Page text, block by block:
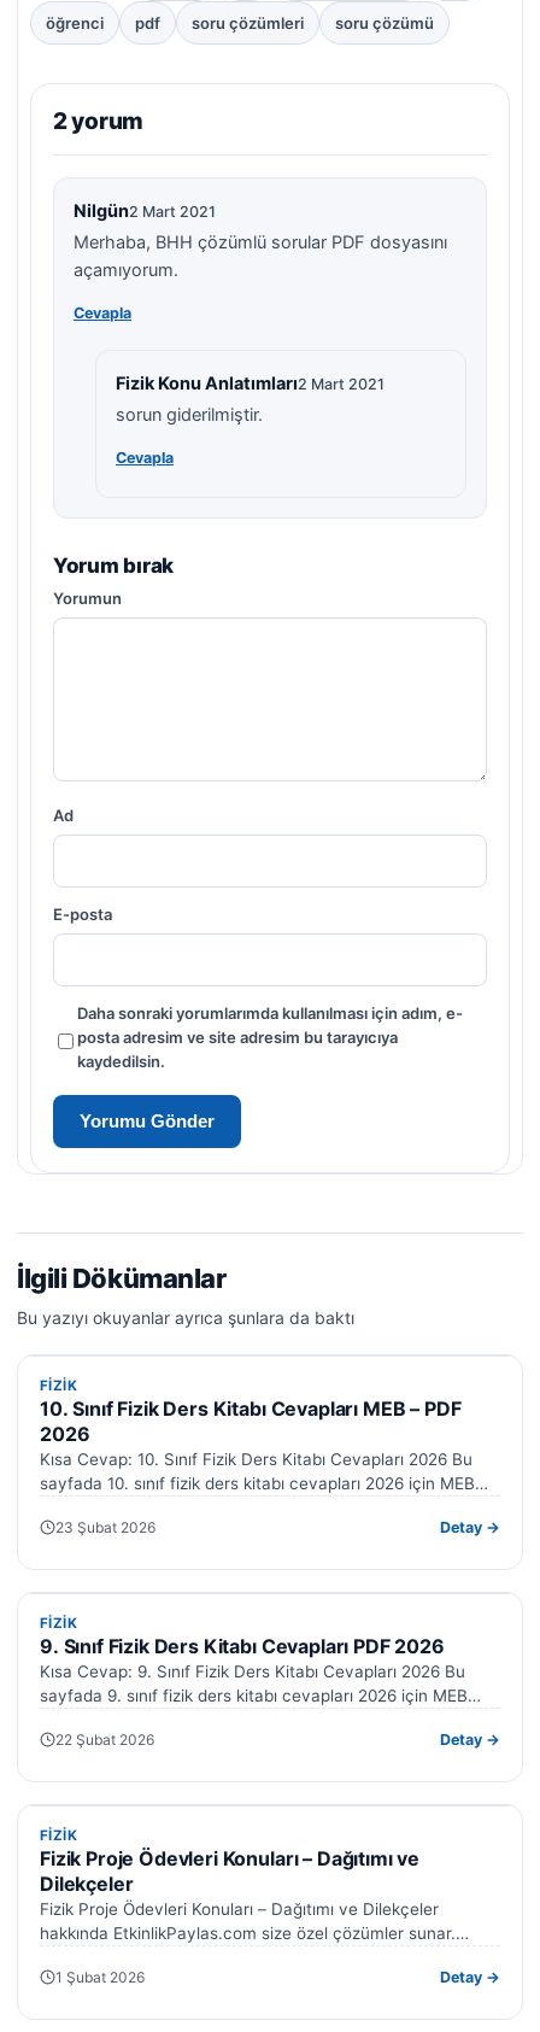
öğrenci pdf soru çözümleri soru çözümü
2 yorum
Nilgün2 Mart 2021
Merhaba, BHH çözümlü sorular PDF dosyasını
açamıyorum.
Cevapla
Fizik Konu Anlatımları2 Mart 2021
sorun giderilmiştir.
Cevapla
Yorum bırak
Yorumun
Ad
E-posta
Daha sonraki yorumlarımda kullanılması için adım, e-
posta adresim ve site adresim bu tarayıcıya
kaydedilsin.
İlgili Dökümanlar
Bu yazıyı okuyanlar ayrıca şunlara da baktı
FIZIK
FIZIK
10. Sınıf Fizik Ders Kitabı Cevapları MEB – PDF
2026
Kısa Cevap: 10. Sınıf Fizik Ders Kitabı Cevapları 2026 Bu
sayfada 10. sınıf fizik ders kitabı cevapları 2026 için MEB…
23 Şubat 2026 Detay →
FIZIK
FIZIK
9. Sınıf Fizik Ders Kitabı Cevapları PDF 2026
Kısa Cevap: 9. Sınıf Fizik Ders Kitabı Cevapları 2026 Bu
sayfada 9. sınıf fizik ders kitabı cevapları 2026 için MEB…
22 Şubat 2026 Detay →
FIZIK
FIZIK
Fizik Proje Ödevleri Konuları – Dağıtımı ve
Dilekçeler
Fizik Proje Ödevleri Konuları – Dağıtımı ve Dilekçeler
hakkında EtkinlikPaylas.com size özel çözümler sunar.
1 Şubat 2026 Detay →